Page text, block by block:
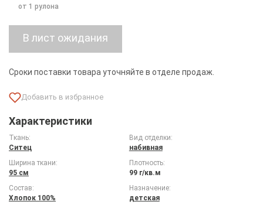
от 1 рулона
Сроки поставки товара уточняйте в отделе продаж.
Характеристики
Ткань:
Ситец
Вид отделки:
набивная
Ширина ткани:
95 см
Плотность:
99 г/кв.м
Состав:
Хлопок 100%
Назначение:
детская